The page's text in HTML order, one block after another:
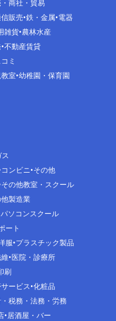
商社・貿易
販売 鉄・金属 電器
雑貨 農林水産
不動産賃貸
ミ
室 幼稚園・保育園
ス
コンビニ その他
その他教室・スクール
製造業
パソコンスクール
ート
服 プラスチック製品
医院・診療所
刷
ービス 化粧品
税務・法務・労務
居酒屋・バー